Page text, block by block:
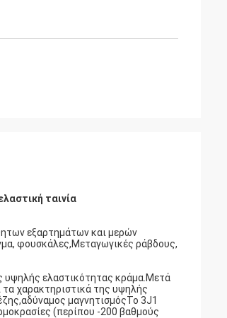
ταινία
εξαρτημάτων και μερών
φουσκάλες,Μεταγωγικές ράβδους,
υψηλής ελαστικότητας κράμα.Μετά
χαρακτηριστικά της υψηλής
μαγνητισμόςΤο 3J1
(περίπου -200 βαθμούς